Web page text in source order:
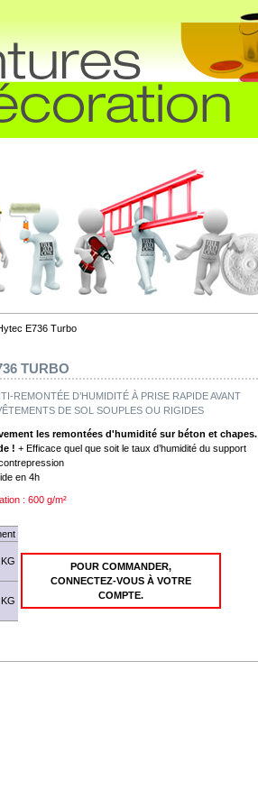
E736 Turbo
TURBO
REMONTÉE D’HUMIDITÉ À PRISE RAPIDE AVANT
DE SOL SOUPLES OU RIGIDES
les remontées d'humidité sur béton et chapes.
! + Efficace quel que soit le taux d’humidité du support
en 4h
: 600 g/m²
POUR COMMANDER,
CONNECTEZ-VOUS À VOTRE
COMPTE.